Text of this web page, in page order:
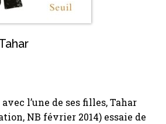
l’une de ses filles, Tahar
NB février 2014) essaie de